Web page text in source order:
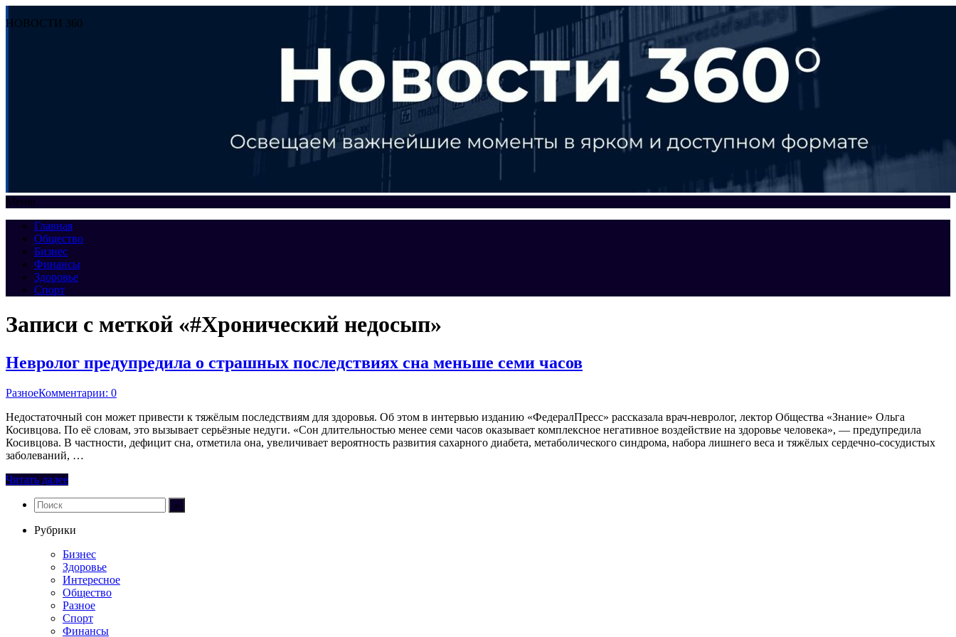
НОВОСТИ 360
Меню
Главная
Общество
Бизнес
Финансы
Здоровье
Спорт
Записи с меткой «#Хронический недосып»
Невролог предупредила о страшных последствиях сна меньше семи часов
РазноеКомментарии: 0
Недостаточный сон может привести к тяжёлым последствиям для здоровья. Об этом в интервью изданию «ФедералПресс» рассказала врач-невролог, лектор Общества «Знание» Ольга
Косивцова. По её словам, это вызывает серьёзные недуги. «Сон длительностью менее семи часов оказывает комплексное негативное воздействие на здоровье человека», — предупредила
Косивцова. В частности, дефицит сна, отметила она, увеличивает вероятность развития сахарного диабета, метаболического синдрома, набора лишнего веса и тяжёлых сердечно-сосудистых
заболеваний, …
Читать далее
Рубрики
Бизнес
Здоровье
Интересное
Общество
Разное
Спорт
Финансы